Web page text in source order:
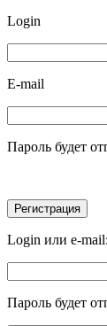
Login
E-mail
Пароль будет
Login или e-mail:
Пароль будет